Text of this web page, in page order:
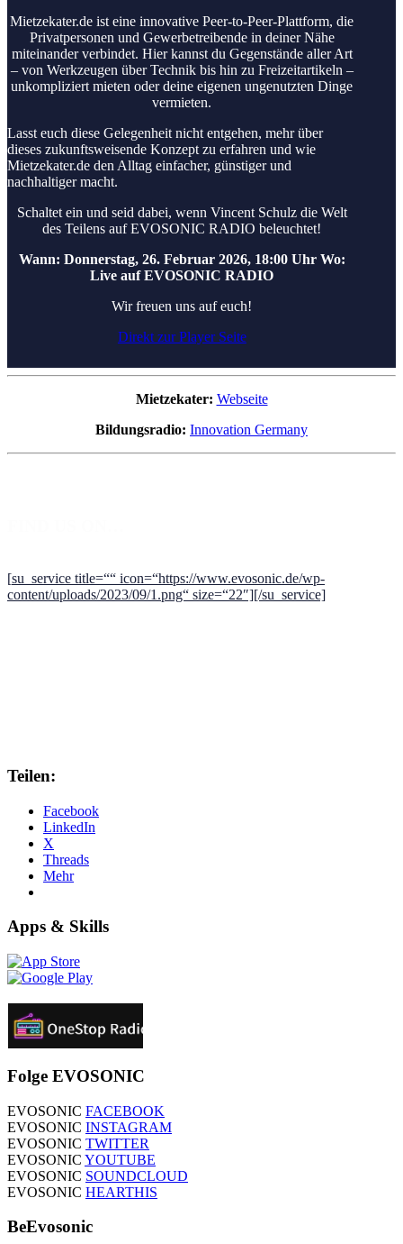
Mietzekater.de ist eine innovative Peer-to-Peer-Plattform, die
Privatpersonen und Gewerbetreibende in deiner Nähe
miteinander verbindet. Hier kannst du Gegenstände aller Art
– von Werkzeugen über Technik bis hin zu Freizeitartikeln –
unkompliziert mieten oder deine eigenen ungenutzten Dinge
vermieten.
Lasst euch diese Gelegenheit nicht entgehen, mehr über
dieses zukunftsweisende Konzept zu erfahren und wie
Mietzekater.de den Alltag einfacher, günstiger und
nachhaltiger macht.
Schaltet ein und seid dabei, wenn Vincent Schulz die Welt
des Teilens auf EVOSONIC RADIO beleuchtet!
Wann: Donnerstag, 26. Februar 2026, 18:00 Uhr Wo:
Live auf EVOSONIC RADIO
Wir freuen uns auf euch!
Direkt zur Player Seite
Mietzekater: Webseite
Bildungsradio: Innovation Germany
[su_service title=““ icon=“https://www.evosonic.de/wp-
content/uploads/2023/09/1.png“ size=“22″][/su_service]
Teilen:
Facebook
LinkedIn
X
Threads
Mehr
Apps & Skills
Folge EVOSONIC
EVOSONIC FACEBOOK
EVOSONIC INSTAGRAM
EVOSONIC TWITTER
EVOSONIC YOUTUBE
EVOSONIC SOUNDCLOUD
EVOSONIC HEARTHIS
BeEvosonic